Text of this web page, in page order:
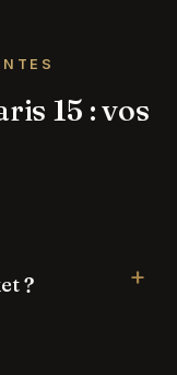
15 : vos
?